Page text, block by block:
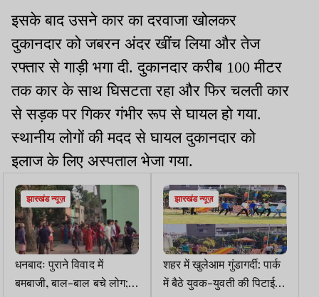
इसके बाद उसने कार का दरवाजा खोलकर
दुकानदार को जबरन अंदर खींच लिया और तेज
रफ्तार से गाड़ी भगा दी. दुकानदार करीब 100 मीटर
तक कार के साथ घिसटता रहा और फिर चलती कार
से सड़क पर गिकर गंभीर रूप से घायल हो गया.
स्थानीय लोगों की मदद से घायल दुकानदार को
इलाज के लिए अस्पताल भेजा गया.
झारखंड न्यूज़
धनबादः पुराने विवाद में
बमबाजी, बाल-बाल बचे लोग;
झारखंड न्यूज़
शहर में खुलेआम गुंडागर्दी: पार्क
में बैठे युवक-युवती की पिटाई,